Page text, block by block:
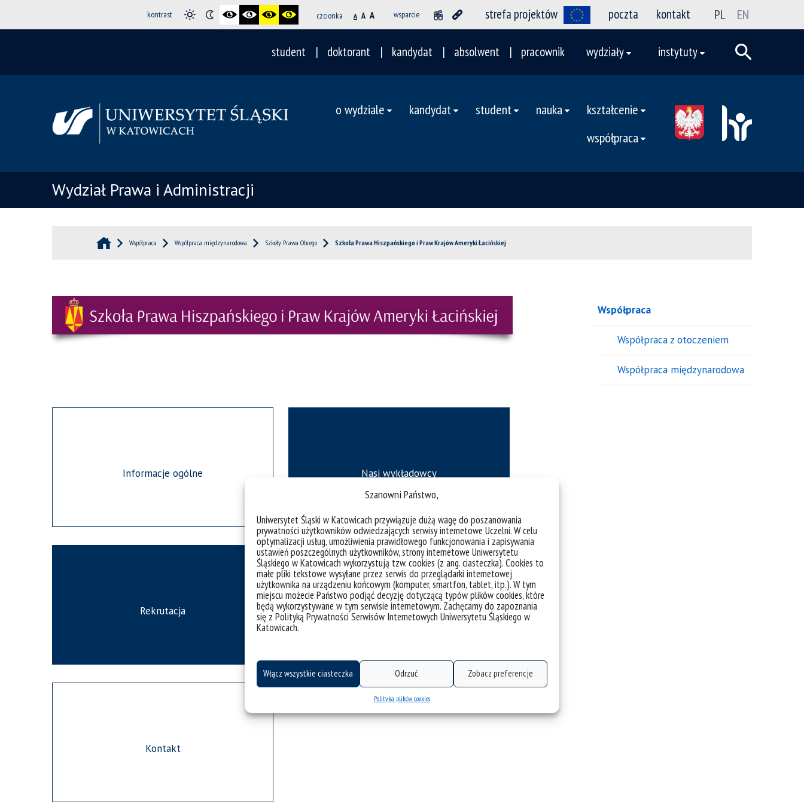
Szanowni Państwo,
Uniwersytet Śląski w Katowicach przywiązuje dużą wagę do poszanowania
prywatności użytkowników odwiedzających serwisy internetowe Uczelni. W celu
optymalizacji usług, umożliwienia prawidłowego funkcjonowania i zapisywania
ustawień poszczególnych użytkowników, strony internetowe Uniwersytetu
Śląskiego w Katowicach wykorzystują tzw. cookies (z ang. ciasteczka). Cookies to
małe pliki tekstowe wysyłane przez serwis do przeglądarki internetowej
użytkownika na urządzeniu końcowym (komputer, smartfon, tablet, itp.). W tym
miejscu możecie Państwo podjąć decyzję dotyczącą typów plików cookies, które
będą wykorzystywane w tym serwisie internetowym. Zachęcamy do zapoznania
się z Polityką Prywatności Serwisów Internetowych Uniwersytetu Śląskiego w
Katowicach.
Włącz wszystkie ciasteczka Odrzuć Zobacz preferencje
Polityka plików cookies
kontrast czcionka A A A wsparcie strefa projektów poczta kontakt PL EN
student doktorant kandydat absolwent pracownik wydziały instytuty
o wydziale kandydat student nauka
kształcenie
współpraca
Wydział Prawa i Administracji
Współpraca Współpraca międzynarodowa Szkoły Prawa Obcego Szkoła Prawa Hiszpańskiego i Praw Krajów Ameryki Łacińskiej
Informacje ogólne Nasi wykładowcy
Rekrutacja Harmonogram
Kontakt
Współpraca
Współpraca z otoczeniem
Współpraca międzynarodowa